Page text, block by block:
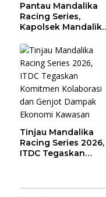
Pantau Mandalika
Racing Series,
Kapolsek Mandalika
Muda Salurkan Hobi
di Sirkuit, Bukan
Jalan Raya
Tinjau Mandalika
Racing Series 2026,
ITDC Tegaskan